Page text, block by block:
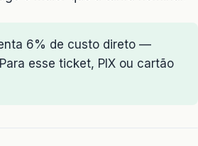
6% de custo direto —
esse ticket, PIX ou cartão